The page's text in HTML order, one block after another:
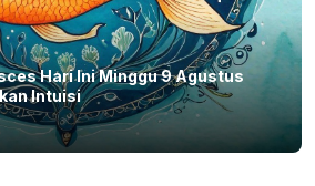
Hari Ini Minggu 9 Agustus
Intuisi